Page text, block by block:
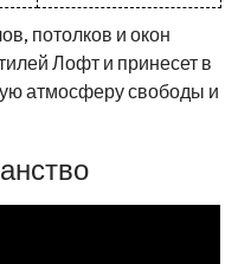
потолков и окон
Лофт и принесет в
атмосферу свободы и